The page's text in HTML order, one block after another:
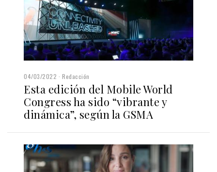
04/03/2022 Redacción
Esta edición del Mobile World
Congress ha sido “vibrante y
dinámica”, según la GSMA